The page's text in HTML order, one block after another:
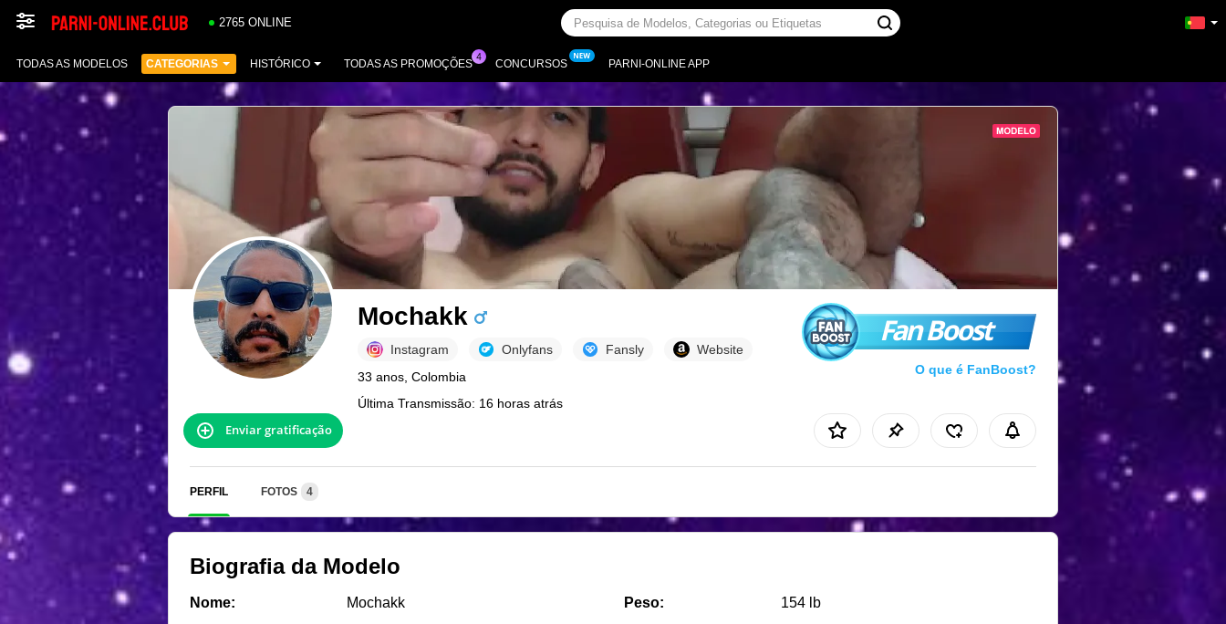
2765 ONLINE
TODAS AS MODELOS CATEGORIAS HISTÓRICO TODAS AS PROMOÇÕES CONCURSOS PARNI-ONLINE APP
Mochakk
Instagram Onlyfans Fansly
Website
33 anos, Colombia
Última Transmissão: 16 horas atrás
Fan Boost
O que é FanBoost?
Enviar gratificação
PERFIL FOTOS 4
Biografia da Modelo
Nome:
Mochakk
Peso:
154 lb